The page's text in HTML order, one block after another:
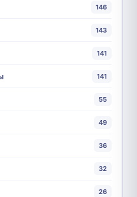
146
143
141
141
55
49
36
32
26